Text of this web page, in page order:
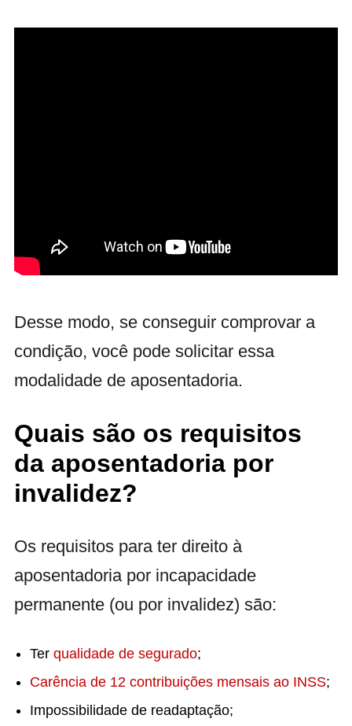
Desse modo, se conseguir comprovar a
condição, você pode solicitar essa
modalidade de aposentadoria.
Quais são os requisitos
da aposentadoria por
invalidez?
Os requisitos para ter direito à
aposentadoria por incapacidade
permanente (ou por invalidez) são:
Ter qualidade de segurado;
Carência de 12 contribuições mensais ao INSS;
Impossibilidade de readaptação;